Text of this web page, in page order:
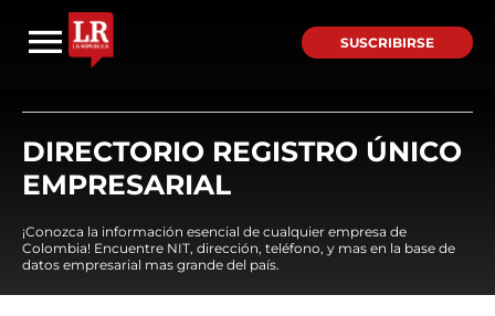
SUSCRIBIRSE
DIRECTORIO REGISTRO ÚNICO
EMPRESARIAL
¡Conozca la información esencial de cualquier empresa de
Colombia! Encuentre NIT, dirección, teléfono, y mas en la base de
datos empresarial mas grande del país.